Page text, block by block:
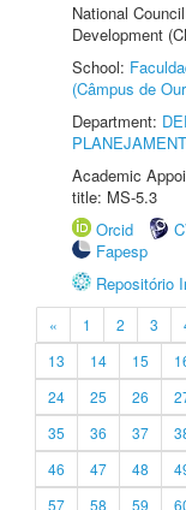
National
Development
School:
(Câmpus de
Department:
Academic
title: MS-5.3
Orcid
Fapesp
Repositório
« 1 2 3
13
14 15
24
25 26
35
36 37
46
47 48
57
58 59